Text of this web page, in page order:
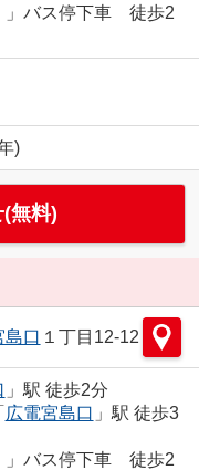
」バス停下車 徒歩2
)
無料)
島口 １丁目12-12
」駅 徒歩2分
広電宮島口 」駅 徒歩3
」バス停下車 徒歩2